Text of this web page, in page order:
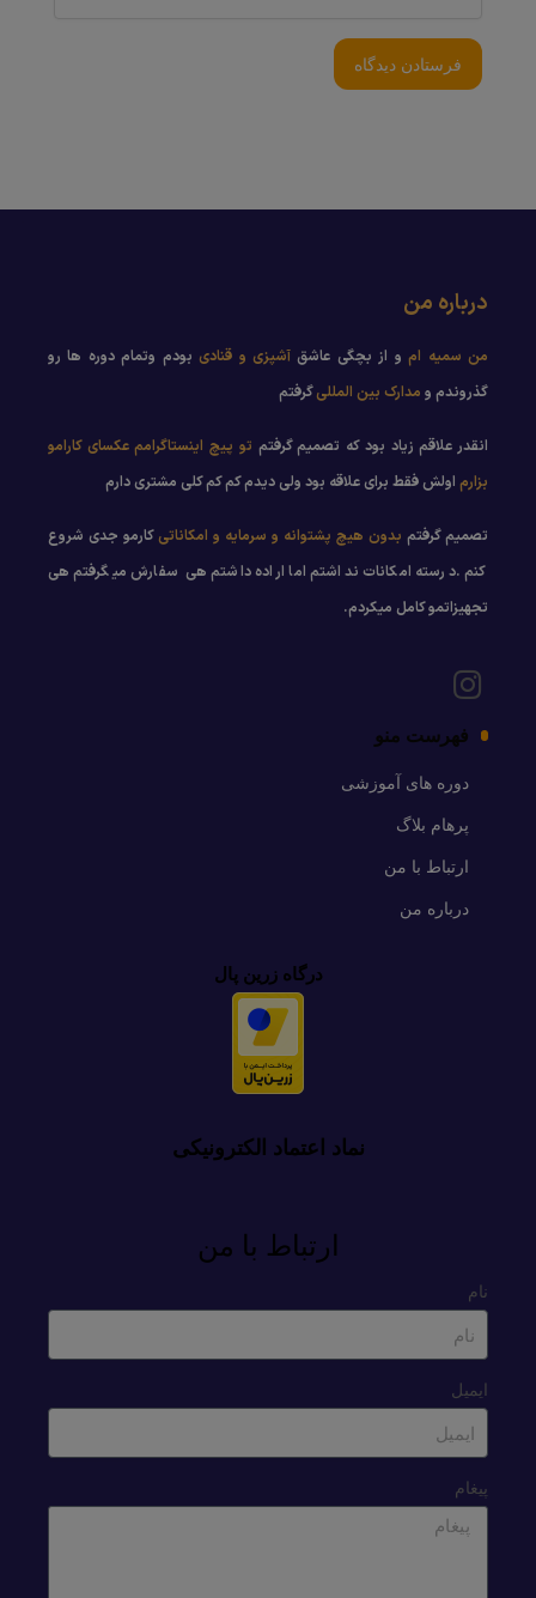
درباره من
من سمیه امو از بچگی عاشق آشپزی و قنادی بودم وتمام دوره ها رو
گذروندم و مدارک بین المللیگرفتم
انقدر علاقم زیاد بود که تصمیم گرفتم تو پیچ اینستاگرامم عکسای کارامو
بزارم اولش فقط برای علاقه بود ولی دیدم کم کم کلی مشتری دارم
تصمیم گرفتم بدون هیچ پشتوانه و سرمایه و امکاناتی کارمو جدی شروع
کنم .درسته امکانات نداشتم اما اراده داشتم هی سفارش میگرفتم هی
تجهیزاتمو کامل میکردم.
فهرست منو
دوره های آموزشی
پرهام بلاگ
ارتباط با من
درباره من
درگاه زرین پال
نماد اعتماد الکترونیکی
ارتباط با من
نام
ایمیل
پیغام